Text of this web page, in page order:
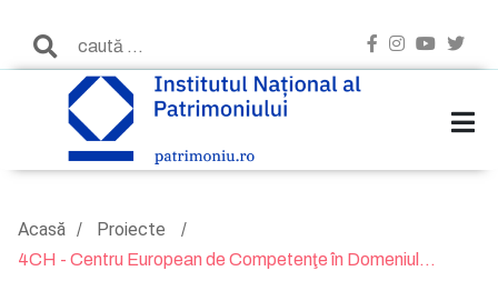
Acasă Proiecte
4CH - Centru European de Competenţe în Domeniul...